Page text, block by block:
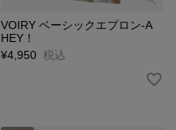
VOIRY ベーシックエプロン-A
HEY！
¥4,950 税込